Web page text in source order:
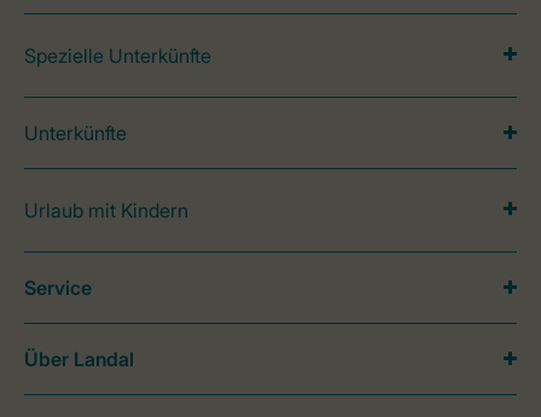
Spezielle Unterkünfte
Unterkünfte
Urlaub mit Kindern
Service
Über Landal